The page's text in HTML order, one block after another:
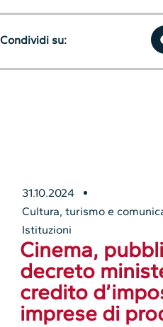
31.10.2024
Cultura, turismo e
Istituzioni
Cinema,
decreto
credito
imprese di
Condividi su: